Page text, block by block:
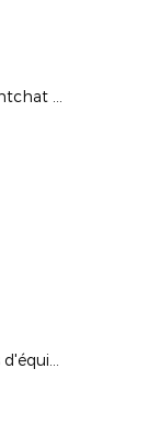
5e tour CGCA : A.S. Montchat Lyon / O. Saint Etienne
CID U15 2022 - Photos d'équipes